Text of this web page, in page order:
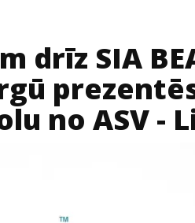
drīz SIA
no ASV -